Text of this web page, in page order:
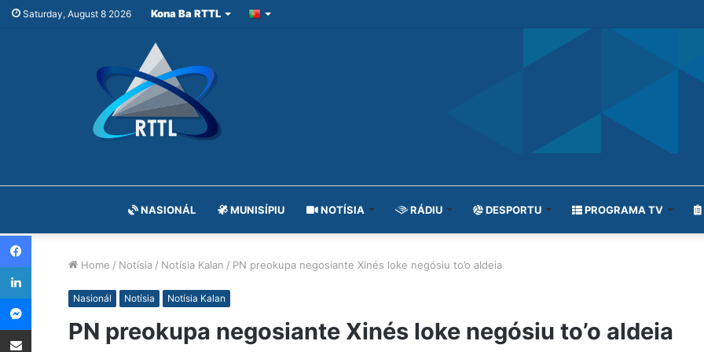
Saturday, August 8 2026 Kona Ba RTTL
NASIONÁL MUNISÍPIU NOTÍSIA RÁDIU DESPORTU PROGRAMA TV
Home / Notísia / Notísia Kalan / PN preokupa negosiante Xinés loke negósiu to’o aldeia
Nasionál Notísia Notísia Kalan
PN preokupa negosiante Xinés loke negósiu to’o aldeia
Facebook
LinkedIn
Messenger